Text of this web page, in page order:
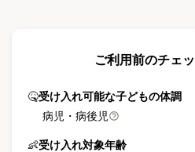
ご利用前のチェ
🤒受け入れ可能な子どもの体調
病児・病後児
👶受け入れ対象年齢